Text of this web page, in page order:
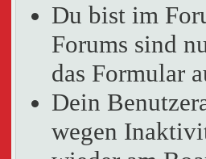
Du bist im
Forums sind
das Formular
Dein
wegen